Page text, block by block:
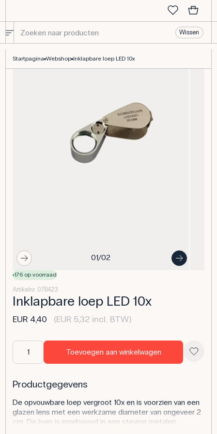
Wissen
Startpagina Webshop Inklapbare loep LED 10x
01/02
176 op voorraad
Artikelnr. 078423
Inklapbare loep LED 10x
EUR 4,40 (EUR 5,32 incl. BTW)
Toevoegen aan winkelwagen
Productgegevens
De opvouwbare loep vergroot 10x en is voorzien van een
glazen lens met een werkzame diameter van ongeveer 2
cm. De loep is ingebouwd in een stevige metalen